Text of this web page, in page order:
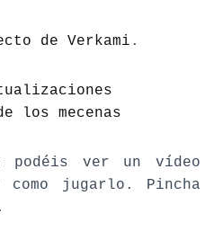
de Verkami .
los mecenas
podéis ver un vídeo
como jugarlo. Pincha